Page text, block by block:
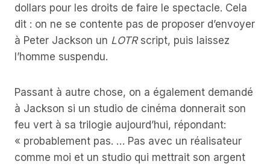
dollars pour les droits de faire le spectacle. Cela
dit : on ne se contente pas de proposer d’envoyer
à Peter Jackson un LOTRscript, puis laissez
l’homme suspendu.
Passant à autre chose, on a également demandé
à Jackson si un studio de cinéma donnerait son
feu vert à sa trilogie aujourd’hui, répondant:
« probablement pas. … Pas avec un réalisateur
comme moi et un studio qui mettrait son argent